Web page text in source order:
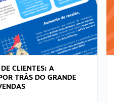
CLIENTES: A
TRÁS DO GRANDE